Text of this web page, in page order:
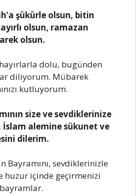
şükürle olsun, bitin
olsun, ramazan
olsun.
dolu, bugünden
diliyorum. Mübarek
kutluyorum.
size ve sevdiklerinize
İslam alemine sükunet ve
dilerim.
Bayramını, sevdiklerinizle
huzur içinde geçirmenizi